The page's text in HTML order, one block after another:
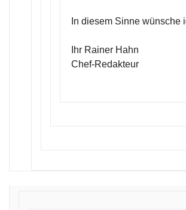
In diesem Sinne wünsche
Ihr Rainer Hahn
Chef-Redakteur